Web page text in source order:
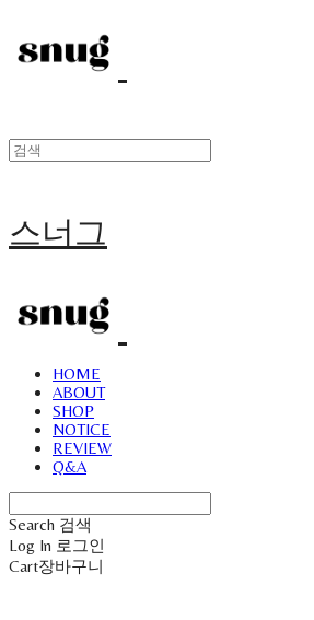
스너그
HOME
ABOUT
SHOP
NOTICE
REVIEW
Q&A
Search 검색
Log In 로그인
Cart장바구니